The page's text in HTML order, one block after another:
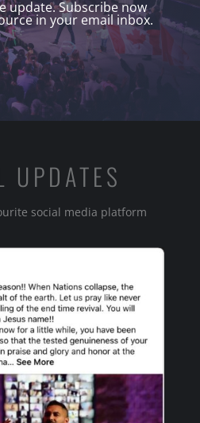
update. Subscribe now
in your email inbox.
UPDATES
social media platform